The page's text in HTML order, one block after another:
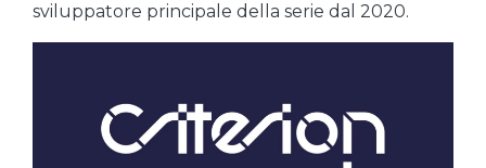
sviluppatore principale della serie dal 2020.